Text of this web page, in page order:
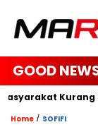
GOOD
Kurang
Home / SOFIFI